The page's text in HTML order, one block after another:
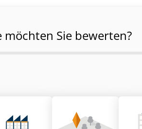
Sie bewerten?